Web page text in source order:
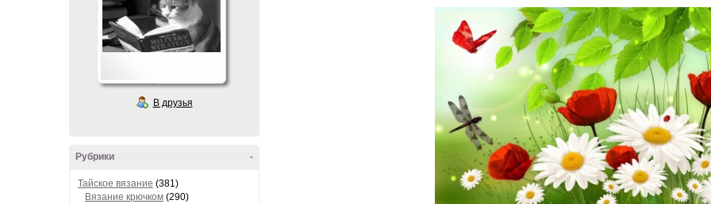
В друзья
-
Рубрики
Тайское вязание (381)
Вязание крючком (290)